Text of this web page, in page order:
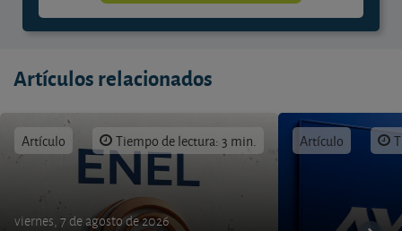
Artículos relacionados
Artículo Tiempo de lectura: 3 min.
viernes, 7 de agosto de 2026
Artículo